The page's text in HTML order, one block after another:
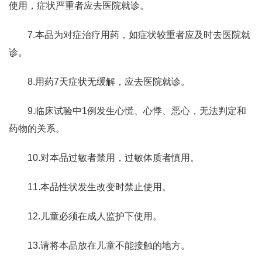
使用，症状严重者应去医院就诊。
7.本品为对症治疗用药，如症状较重者应及时去医院就
诊。
8.用药7天症状无缓解，应去医院就诊。
9.临床试验中1例发生心慌、心悸、恶心，无法判定和
药物的关系。
10.对本品过敏者禁用，过敏体质者慎用。
11.本品性状发生改变时禁止使用。
12.儿童必须在成人监护下使用。
13.请将本品放在儿童不能接触的地方。